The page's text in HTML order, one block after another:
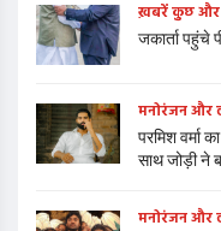
ख़बरें कुछ और
जकार्ता पहुंचे
मनोरंजन और
परमिश वर्मा
साथ जोड़ी ने
मनोरंजन और